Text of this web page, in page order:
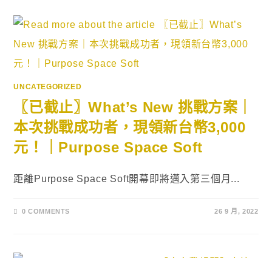
UNCATEGORIZED
〖已截止〗What’s New 挑戰方案｜
本次挑戰成功者，現領新台幣3,000
元！｜Purpose Space Soft
距離Purpose Space Soft開幕即將邁入第三個月...
0 COMMENTS 26 9 月, 2022